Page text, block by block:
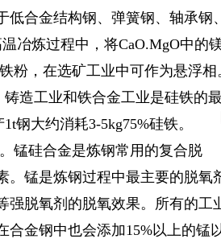
合金结构钢、弹簧钢、轴承钢
冶炼过程中，将CaO.MgO中的
粉，在选矿工业中可作为悬浮
造工业和铁合金工业是硅铁的
钢大约消耗3-5kg75%硅铁。
锰硅合金是炼钢常用的复合脱
锰是炼钢过程中最主要的脱氧
脱氧剂的脱氧效果。所有的工
金钢中也会添加15%以上的锰